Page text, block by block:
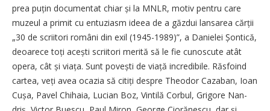
prea puțin documentat chiar și la MNLR, motiv pentru care
muzeul a primit cu entuziasm ideea de a găzdui lansarea cărții
„30 de scriitori români din exil (1945-1989)”, a Danielei Șon­tică,
deoarece toți acești scriitori merită să le fie cunoscute atât
opera, cât și via­ța. Sunt povești de viață incredibile. Răsfoind
cartea, veți avea ocazia să citiți despre Theodor Cazaban, Ioan
Cușa, Pavel Chihaia, Lucian Boz, Vintilă Corbul, Grigore Nan­